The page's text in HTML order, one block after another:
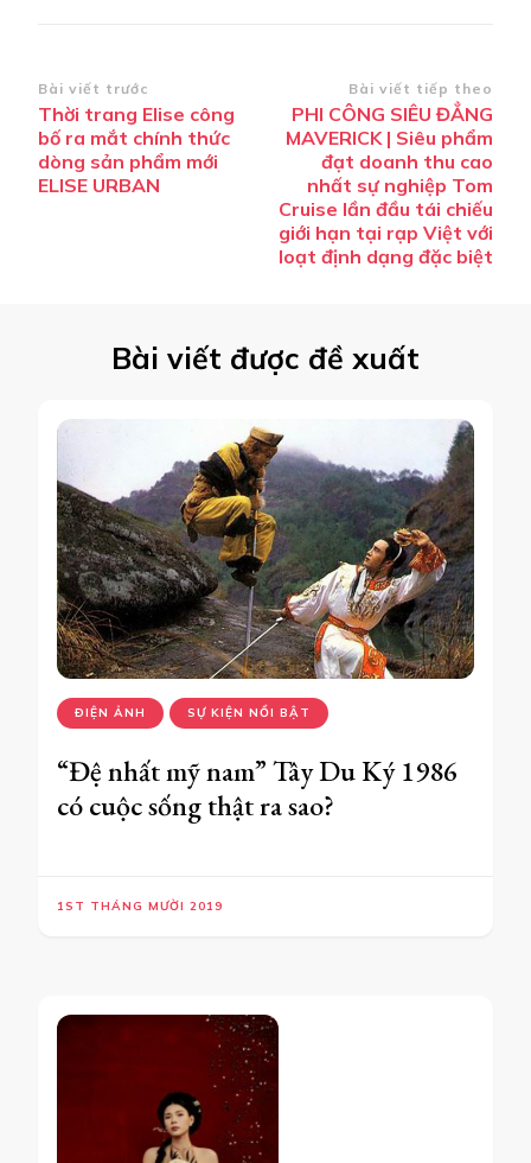
Điều
hướng
bài
viết
Bài viết trước
Thời trang Elise công
bố ra mắt chính thức
dòng sản phẩm mới
ELISE URBAN
Bài viết tiếp theo
PHI CÔNG SIÊU ĐẲNG
MAVERICK | Siêu phẩm
đạt doanh thu cao
nhất sự nghiệp Tom
Cruise lần đầu tái chiếu
giới hạn tại rạp Việt với
loạt định dạng đặc biệt
Bài viết được đề xuất
ĐIỆN ẢNH SỰ KIỆN NỔI BẬT
“Đệ nhất mỹ nam” Tây Du Ký 1986
có cuộc sống thật ra sao?
1ST THÁNG MƯỜI 2019